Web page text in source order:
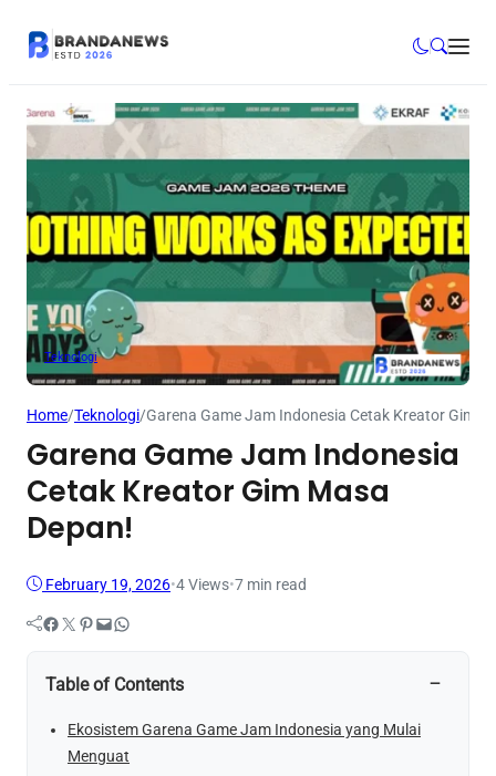
Teknologi
Home/Teknologi/Garena Game Jam Indonesia Cetak Kreator Gim
Garena Game Jam Indonesia
Cetak Kreator Gim Masa
Depan!
February 19, 2026•4Views•7 min read
Facebook Twitter Pinterest Mail WhatsApp
Table of Contents −
Ekosistem Garena Game Jam Indonesia yang Mulai
Menguat